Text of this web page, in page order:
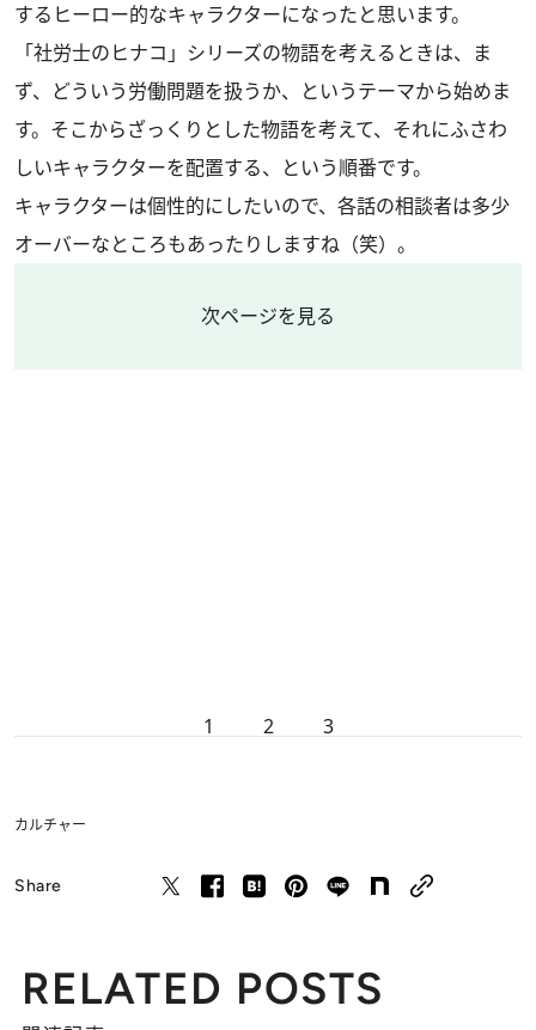
するヒーロー的なキャラクターになったと思います。
「社労士のヒナコ」シリーズの物語を考えるときは、ま
ず、どういう労働問題を扱うか、というテーマから始めま
す。そこからざっくりとした物語を考えて、それにふさわ
しいキャラクターを配置する、という順番です。
キャラクターは個性的にしたいので、各話の相談者は多少
オーバーなところもあったりしますね（笑）。
次ページを見る
1 2 3
カルチャー
Share
RELATED POSTS